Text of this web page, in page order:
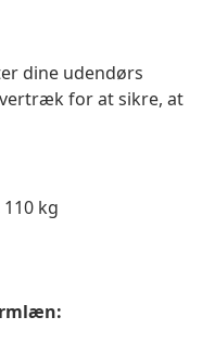
dine udendørs
for at sikre, at
kg